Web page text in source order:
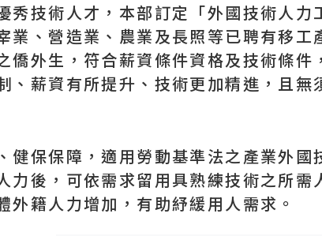
秀技術人才，本部訂定「外國技術人
業、營造業、農業及長照等已聘有移
僑外生，符合薪資條件資格及技術條
、薪資有所提升、技術更加精進，且
健保保障，適用勞動基準法之產業外
力後，可依需求留用具熟練技術之所
外籍人力增加，有助紓緩用人需求。